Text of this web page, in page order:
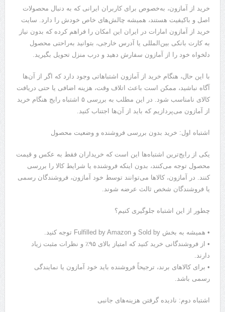
خرید از آمازون، به‌خصوص برای کاربران ایرانی که به دنبال محصولات
اصل و باکیفیت هستند، همیشه چالش‌های خاص خودش را دارد. سایت
خرید از آمازون امارات در ایران این امکان را فراهم کرده که بدون نیاز
به کارت بانکی بین‌المللی یا آدرس خارجی، بتوانید به‌راحتی محصول
دلخواه خود را از آمازون سفارش دهید و درب منزل تحویل بگیرید.
با این حال، هنگام خرید از آمازون اشتباهاتی وجود دارد که اگر از آن‌ها
آگاه نباشید، ممکن است باعث اتلاف وقت، هزینه اضافی یا حتی دریافت
کالای نامناسب شود. در این مطلب به بررسی ۵ اشتباه رایج هنگام خرید
از آمازون می‌پردازیم که باید از آن‌ها اجتناب کنید.
اشتباه اول: خرید بدون بررسی فروشنده و وضعیت محصول
یکی از رایج‌ترین اشتباه‌ها این است که خریداران فقط به عکس و قیمت
محصول توجه می‌کنند، بدون اینکه فروشنده یا شرایط کالا را بررسی
کنند. در آمازون، کالاها می‌توانند توسط خود آمازون، فروشندگان رسمی
یا فروشندگان شخص ثالث عرضه شوند.
چطور از این اشتباه جلوگیری کنیم؟
• همیشه به بخش Sold by و Fulfilled by Amazon توجه کنید.
• از فروشندگانی خرید کنید که امتیاز بالای ۹۵٪ و نظرات مثبت زیاد
دارند.
• برای کالاهای برند، ترجیحاً فروشنده باید خود آمازون یا نمایندگی
رسمی باشد.
اشتباه دوم: نادیده گرفتن هزینه‌های جانبی